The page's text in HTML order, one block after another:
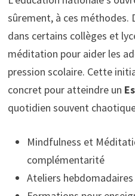
sûrement, à ces méthodes.
dans certains collèges et
méditation pour aider les
pression scolaire. Cette
concret pour atteindre un
quotidien souvent
Mindfulness et
complémentarité
Ateliers